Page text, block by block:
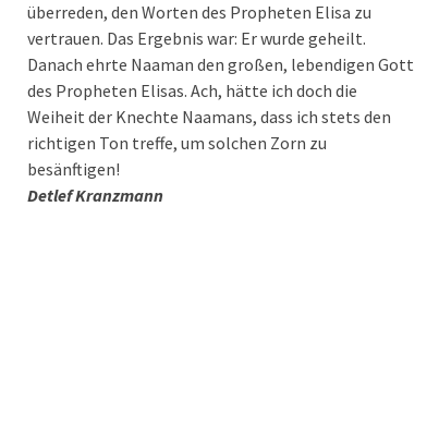
überreden, den Worten des Propheten Elisa zu
vertrauen. Das Ergebnis war: Er wurde geheilt.
Danach ehrte Naaman den großen, lebendigen Gott
des Propheten Elisas. Ach, hätte ich doch die
Weiheit der Knechte Naamans, dass ich stets den
richtigen Ton treffe, um solchen Zorn zu
besänftigen!
Detlef Kranzmann